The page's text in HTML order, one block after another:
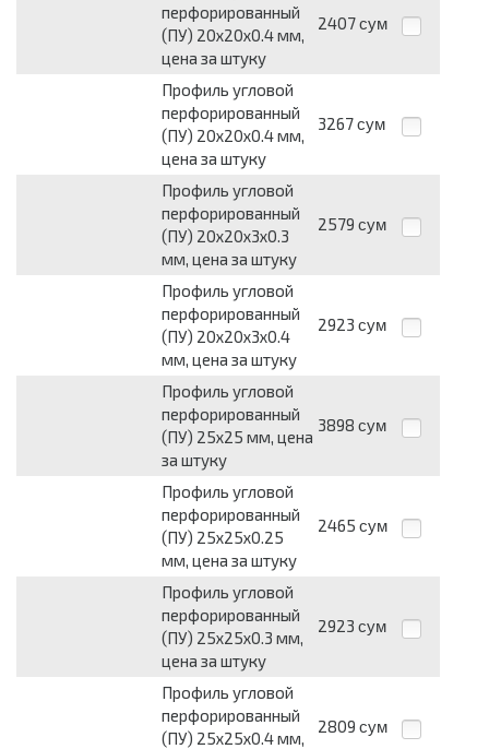
перфорированный
(ПУ) 20х20х0.4 мм,
цена за штуку
2407 сум
Профиль угловой
перфорированный
(ПУ) 20х20х0.4 мм,
цена за штуку
3267 сум
Профиль угловой
перфорированный
(ПУ) 20х20х3х0.3
мм, цена за штуку
2579 сум
Профиль угловой
перфорированный
(ПУ) 20х20х3х0.4
мм, цена за штуку
2923 сум
Профиль угловой
перфорированный
(ПУ) 25х25 мм, цена
за штуку
3898 сум
Профиль угловой
перфорированный
(ПУ) 25х25х0.25
мм, цена за штуку
2465 сум
Профиль угловой
перфорированный
(ПУ) 25х25х0.3 мм,
цена за штуку
2923 сум
Профиль угловой
перфорированный
(ПУ) 25х25х0.4 мм,
2809 сум